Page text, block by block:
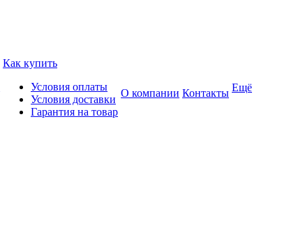
Как купить
Условия оплаты
Условия доставки
Гарантия на товар
О компании Контакты Ещё